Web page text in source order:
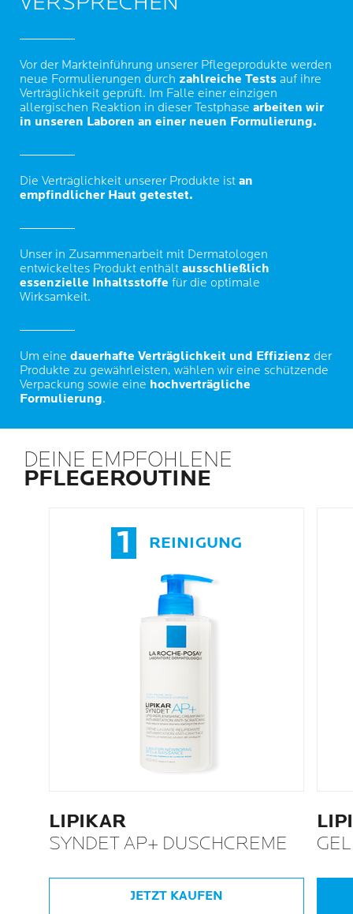
Vor der Markteinführung unserer Pflegeprodukte werden
neue Formulierungen durch zahlreiche Tests auf ihre
Verträglichkeit geprüft. Im Falle einer einzigen
allergischen Reaktion in dieser Testphase arbeiten wir
in unseren Laboren an einer neuen Formulierung.
Die Verträglichkeit unserer Produkte ist an
empfindlicher Haut getestet.
Unser in Zusammenarbeit mit Dermatologen
entwickeltes Produkt enthält ausschließlich
essenzielle Inhaltsstoffe für die optimale
Wirksamkeit.
Um eine dauerhafte Verträglichkeit und Effizienz der
Produkte zu gewährleisten, wählen wir eine schützende
Verpackung sowie eine hochverträgliche
Formulierung.
DEINE EMPFOHLENE
PFLEGEROUTINE
1 REINIGUNG
LIPIKAR
SYNDET AP+ DUSCHCREME
JETZT KAUFEN